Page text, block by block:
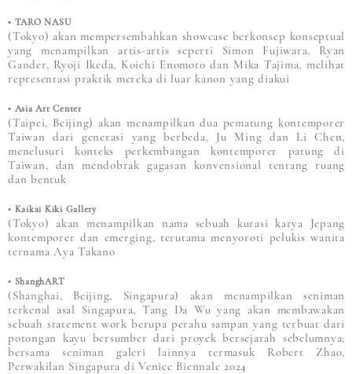
• TARO NASU
(Tokyo) akan mempersembahkan showcase berkonsep konseptual
yang menampilkan artis-artis seperti Simon Fujiwara, Ryan
Gander, Ryoji Ikeda, Koichi Enomoto dan Mika Tajima, melihat
representasi praktik mereka di luar kanon yang diakui
• Asia Art Center
(Taipei, Beijing) akan menampilkan dua pematung kontemporer
Taiwan dari generasi yang berbeda, Ju Ming dan Li Chen,
menelusuri konteks perkembangan kontemporer patung di
Taiwan, dan mendobrak gagasan konvensional tentang ruang
dan bentuk
• Kaikai Kiki Gallery
(Tokyo) akan menampilkan nama sebuah kurasi karya Jepang
kontemporer dan emerging, terutama menyoroti pelukis wanita
ternama Aya Takano
• ShanghART
(Shanghai, Beijing, Singapura) akan menampilkan seniman
terkenal asal Singapura, Tang Da Wu yang akan membawakan
sebuah statement work berupa perahu sampan yang terbuat dari
potongan kayu bersumber dari proyek bersejarah sebelumnya;
bersama seniman galeri lainnya termasuk Robert Zhao,
Perwakilan Singapura di Venice Biennale 2024